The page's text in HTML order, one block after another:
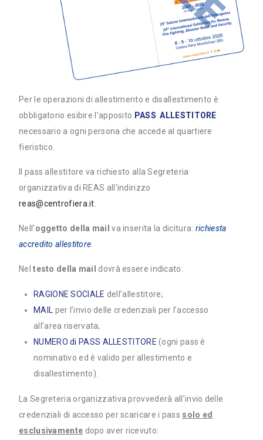
Per le operazioni di allestimento e disallestimento è
obbligatorio esibire l’apposito PASS ALLESTITORE
necessario a ogni persona che accede al quartiere
fieristico.
Il pass allestitore va richiesto alla Segreteria
organizzativa di REAS all’indirizzo
reas@centrofiera.it
Nell’oggetto della mail va inserita la dicitura: richiesta
accredito allestitore
Neltesto della mail dovrà essere indicato:
RAGIONE SOCIALE dell’allestitore;
MAIL per l’invio delle credenziali per l’accesso
all’area riservata;
NUMERO di PASS ALLESTITORE (ogni pass è
nominativo ed è valido per allestimento e
disallestimento).
La Segreteria organizzativa provvederà all’invio delle
credenziali di accesso per scaricare i pass solo ed
esclusivamente dopo aver ricevuto: